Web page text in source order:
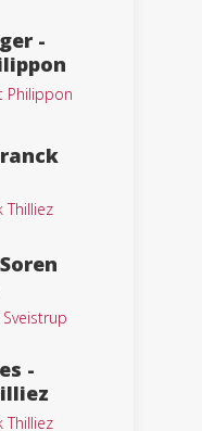
-
Philippon
Thilliez
-
Thilliez